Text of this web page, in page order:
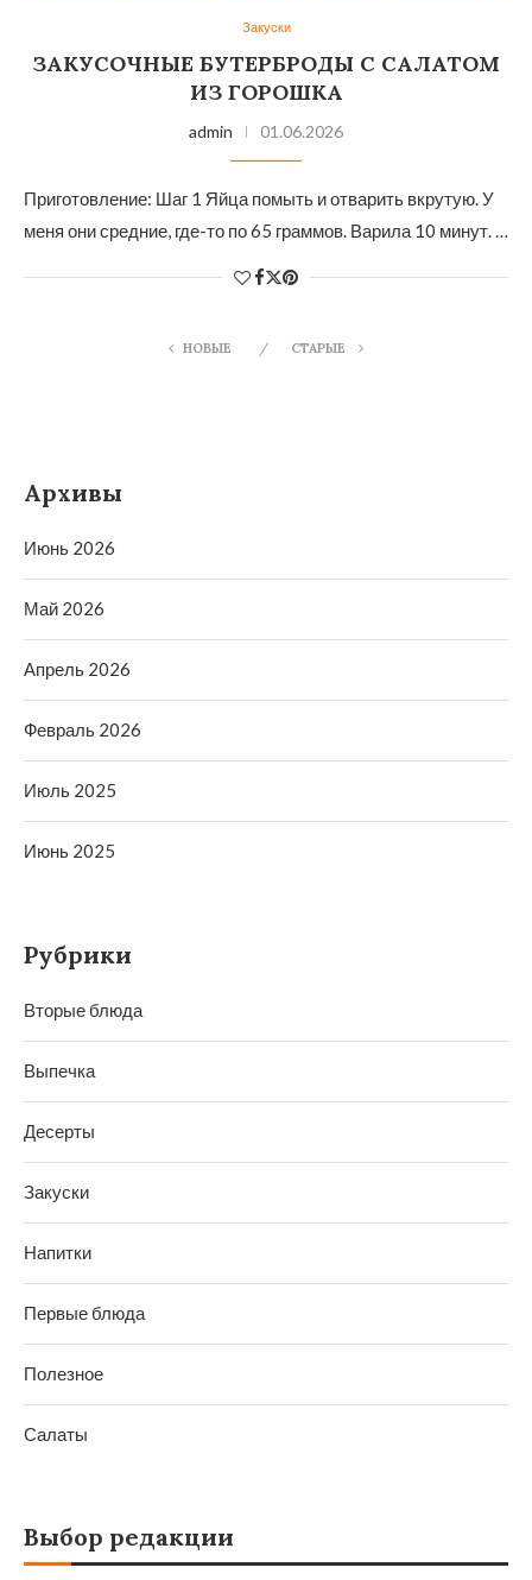
Закуски
ЗАКУСОЧНЫЕ БУТЕРБРОДЫ С САЛАТОМ
ИЗ ГОРОШКА
admin 01.06.2026
Приготовление: Шаг 1 Яйца помыть и отварить вкрутую. У
меня они средние, где-то по 65 граммов. Варила 10 минут. …
НОВЫЕ СТАРЫЕ
Архивы
Июнь 2026
Май 2026
Апрель 2026
Февраль 2026
Июль 2025
Июнь 2025
Рубрики
Вторые блюда
Выпечка
Десерты
Закуски
Напитки
Первые блюда
Полезное
Салаты
Выбор редакции